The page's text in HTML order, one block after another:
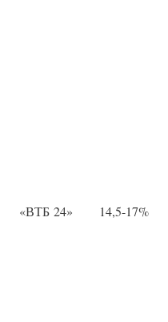
«ВТБ 24» 14,5-17%